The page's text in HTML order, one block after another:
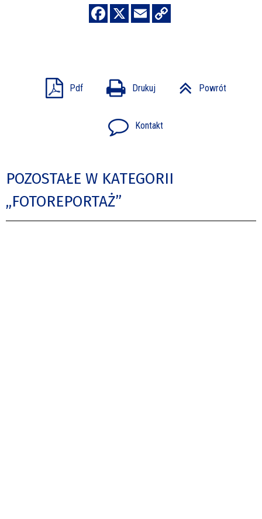
Pdf Drukuj Powrót
Kontakt
POZOSTAŁE W KATEGORII
„FOTOREPORTAŻ”